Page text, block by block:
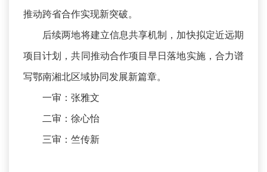
推动跨省合作实现新突破。
后续两地将建立信息共享机制，加快拟定近远期
项目计划，共同推动合作项目早日落地实施，合力谱
写鄂南湘北区域协同发展新篇章。
一审：张雅文
二审：徐心怡
三审：竺传新